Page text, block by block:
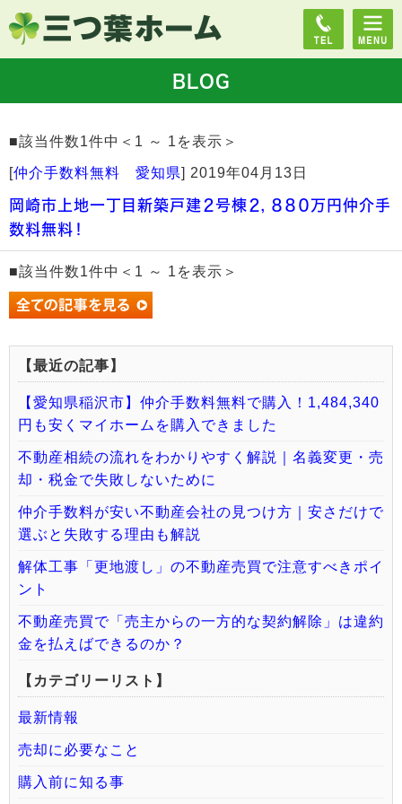
BLOG
■該当件数1件中＜1 ～ 1を表示＞
[仲介手数料無料 愛知県] 2019年04月13日
岡崎市上地一丁目新築戸建２号棟２，８８０万円仲介手
数料無料！
■該当件数1件中＜1 ～ 1を表示＞
【最近の記事】
【愛知県稲沢市】仲介手数料無料で購入！1,484,340
円も安くマイホームを購入できました
不動産相続の流れをわかりやすく解説｜名義変更・売
却・税金で失敗しないために
仲介手数料が安い不動産会社の見つけ方｜安さだけで
選ぶと失敗する理由も解説
解体工事「更地渡し」の不動産売買で注意すべきポイ
ント
不動産売買で「売主からの一方的な契約解除」は違約
金を払えばできるのか？
【カテゴリーリスト】
最新情報
売却に必要なこと
購入前に知る事